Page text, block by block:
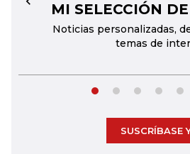
MI SELECCIÓN
Noticias personalizadas,
temas de
←
SUSCRÍBASE